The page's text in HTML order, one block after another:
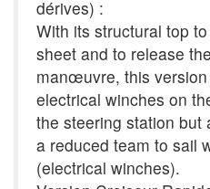
dérives) :
With its structural top
sheet and to release
manœuvre, this
electrical winches on
the steering station but
a reduced team to sail
(electrical winches).